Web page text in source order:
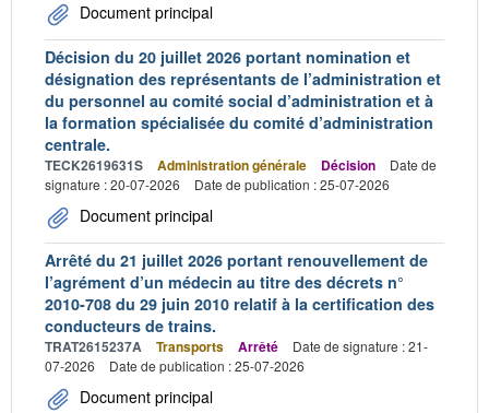
Document principal
Décision du 20 juillet 2026 portant nomination et
désignation des représentants de l’administration et
du personnel au comité social d’administration et à
la formation spécialisée du comité d’administration
centrale.
TECK2619631S Administration générale Décision
Date de
signature : 20-07-2026
Date de publication : 25-07-2026
Document principal
Arrêté du 21 juillet 2026 portant renouvellement de
l’agrément d’un médecin au titre des décrets n°
2010-708 du 29 juin 2010 relatif à la certification des
conducteurs de trains.
TRAT2615237A Transports Arrêté
Date de signature : 21-
07-2026
Date de publication : 25-07-2026
Document principal